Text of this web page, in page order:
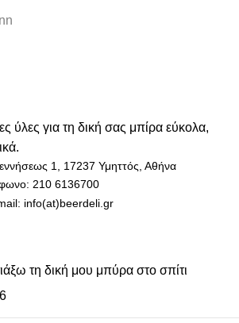
ύλες για τη δική σας μπίρα εύκολα,
1, 17237 Υμηττός, Αθήνα
210 6136700
info(at)beerdeli.gr
τη δική μου μπύρα στο σπίτι